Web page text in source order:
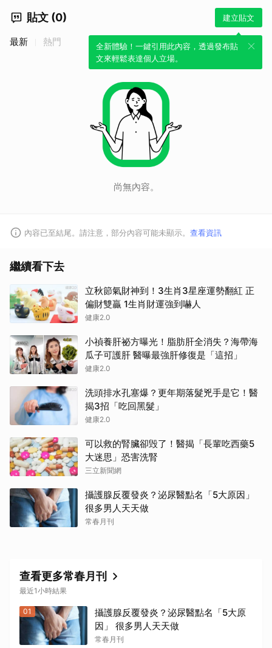
貼文 (0) 建立貼文
全新體驗！一鍵引用此內容，透過發布貼
文來輕鬆表達個人立場。
最新 熱門
尚無內容。
內容已至結尾。請注意，部分內容可能未顯示。 查看資訊
繼續看下去
立秋節氣財神到！3生肖3星座運勢翻紅 正
偏財雙贏 1生肖財運強到嚇人
健康2.0
小禎養肝祕方曝光！脂肪肝全消失？海帶海
瓜子可護肝 醫曝最強肝修復是「這招」
健康2.0
洗頭排水孔塞爆？更年期落髮兇手是它！醫
揭3招「吃回黑髮」
健康2.0
可以救的腎臟卻毁了！醫揭「長輩吃西藥5
大迷思」恐害洗腎
三立新聞網
攝護腺反覆發炎？泌尿醫點名「5大原因」
很多男人天天做
常春月刊
查看更多常春月刊
最近1小時結果
01
攝護腺反覆發炎？泌尿醫點名「5大原
因」 很多男人天天做
常春月刊
取消